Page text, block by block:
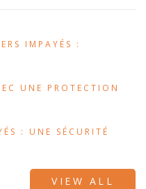
IMPAYÉS :
UNE PROTECTION
: UNE SÉCURITÉ
VIEW ALL